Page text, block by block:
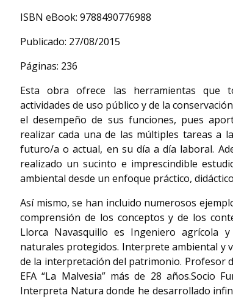
ISBN eBook: 9788490776988
Publicado: 27/08/2015
Páginas: 236
Esta obra ofrece las herramientas que
actividades de uso público y de la
el desempeño de sus funciones, pues
realizar cada una de las múltiples tareas a
futuro/a o actual, en su día a día laboral.
realizado un sucinto e imprescindible
ambiental desde un enfoque práctico,
Así mismo, se han incluido numerosos
comprensión de los conceptos y de los
Llorca Navasquillo es Ingeniero agrícola
naturales protegidos. Interprete ambiental y
de la interpretación del patrimonio. Profesor
EFA “La Malvesia” más de 28 años.Socio
Interpreta Natura donde he desarrollado